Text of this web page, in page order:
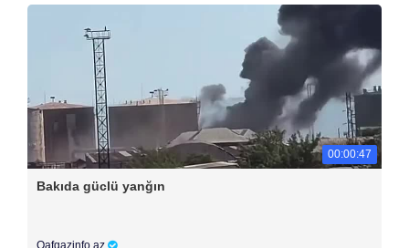
00:00:47
Bakıda güclü yanğın
Qafqazinfo.az